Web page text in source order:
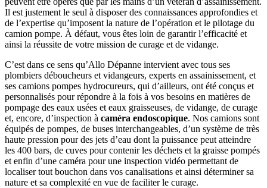
Il est justement le seul à disposer des connaissances approfondies et
de l’expertise qu’imposent la nature de l’opération et le pilotage du
camion pompe. À défaut, vous êtes loin de garantir l’efficacité et
ainsi la réussite de votre mission de curage et de vidange.
C’est dans ce sens qu’Allo Dépanne intervient avec tous ses
plombiers déboucheurs et vidangeurs, experts en assainissement, et
ses camions pompes hydrocureurs, qui d’ailleurs, ont été conçus et
personnalisés pour répondre à la fois à vos besoins en matières de
pompage des eaux usées et eaux graisseuses, de vidange, de curage
et, encore, d’inspection à caméra endoscopique. Nos camions sont
équipés de pompes, de buses interchangeables, d’un système de très
haute pression pour des jets d’eau dont la puissance peut atteindre
les 400 bars, de cuves pour contenir les déchets et la graisse pompés
et enfin d’une caméra pour une inspection vidéo permettant de
localiser tout bouchon dans vos canalisations et ainsi déterminer sa
nature et sa complexité en vue de faciliter le curage.